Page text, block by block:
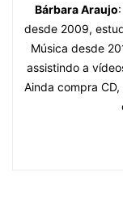
Bárbara Araujo
desde 2009,
Música desde
assistindo a
Ainda compra